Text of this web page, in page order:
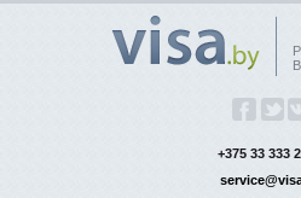
+375 33 333